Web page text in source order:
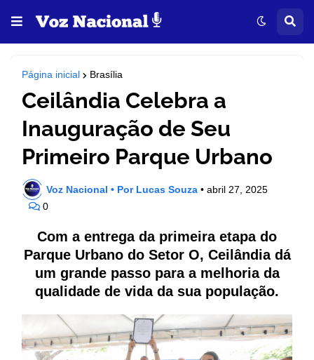
Página inicial Brasília
Ceilândia Celebra a
Inauguração de Seu
Primeiro Parque Urbano
Voz Nacional • Por Lucas Souza • abril 27, 2025
0
Com a entrega da primeira etapa do
Parque Urbano do Setor O, Ceilândia dá
um grande passo para a melhoria da
qualidade de vida da sua população.